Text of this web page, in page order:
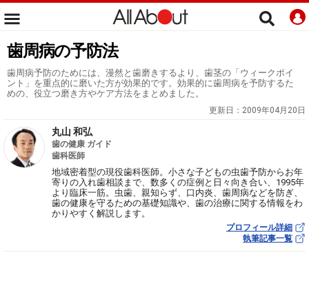
歯周病の予防法
歯周病予防のためには、漫然と歯磨きするより、歯茎の「ウィークポイ
ント」を重点的に磨いた方が効果的です。効果的に歯周病を予防するた
めの、役立つ磨き方やケア方法をまとめました。
更新日： 2009年04月20日
丸山 和弘
歯の健康 ガイド
歯科医師
地域密着型の現役歯科医師。小さな子どもの虫歯予防からお年
寄りの入れ歯相談まで、数多くの症例と日々向き合い、1995年
より臨床一筋。虫歯、親知らず、口内炎、歯周病などを防ぎ、
歯の健康を守るための基礎知識や、歯の治療に関する情報をわ
かりやすく解説します。
プロフィール詳細
執筆記事一覧